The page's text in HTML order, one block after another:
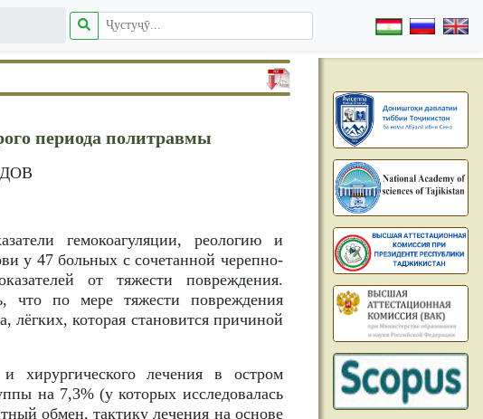
периода политравмы
гемокоагуляции, реологию и
у 47 больных с сочетанной черепно-
от тяжести повреждения.
что по мере тяжести повреждения
лёгких, которая становится причиной
и хирургического лечения в остром
на 7,3% (у которых исследовалась
обмен, тактику лечения на основе